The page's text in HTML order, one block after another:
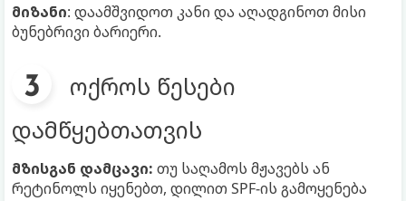
მიზანი: დაამშვიდოთ კანი და აღადგინოთ მისი
ბუნებრივი ბარიერი.
ოქროს წესები
დამწყებთათვის
მზისგან დამცავი: თუ საღამოს მჟავებს ან
რეტინოლს იყენებთ, დილით SPF-ის გამოყენება